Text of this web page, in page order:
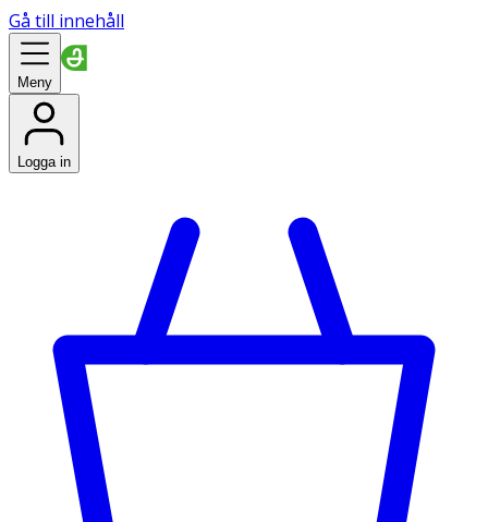
Gå till innehåll
Meny
Logga in